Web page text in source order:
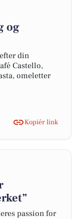
og
din
Castello,
omeletter
Kopiér link
passion for